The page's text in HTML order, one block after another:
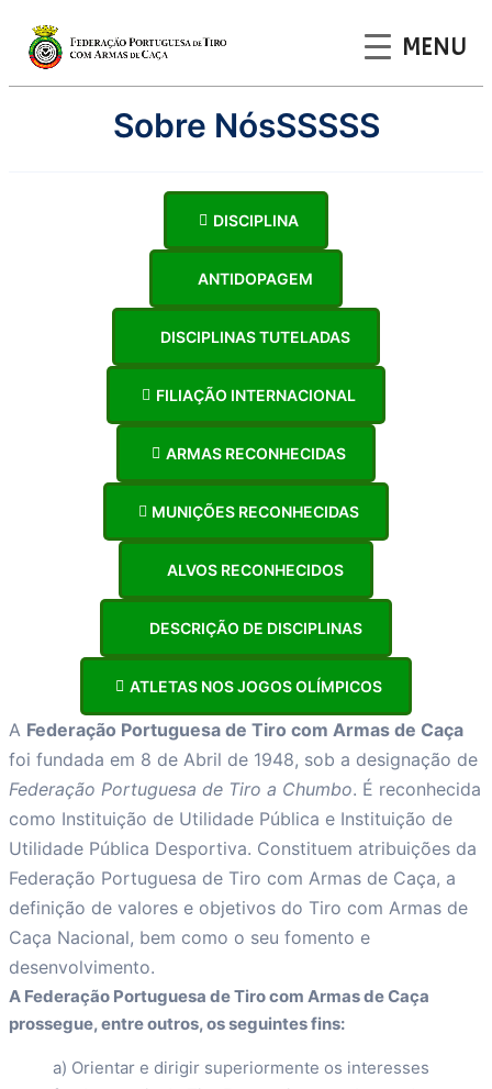
MENU
Sobre NósSSSSS
DISCIPLINA
ANTIDOPAGEM
DISCIPLINAS TUTELADAS
FILIAÇÃO INTERNACIONAL
ARMAS RECONHECIDAS
MUNIÇÕES RECONHECIDAS
ALVOS RECONHECIDOS
DESCRIÇÃO DE DISCIPLINAS
ATLETAS NOS JOGOS OLÍMPICOS
A Federação Portuguesa de Tiro com Armas de Caça
foi fundada em 8 de Abril de 1948, sob a designação de
Federação Portuguesa de Tiro a Chumbo. É reconhecida
como Instituição de Utilidade Pública e Instituição de
Utilidade Pública Desportiva. Constituem atribuições da
Federação Portuguesa de Tiro com Armas de Caça, a
definição de valores e objetivos do Tiro com Armas de
Caça Nacional, bem como o seu fomento e
desenvolvimento.
A Federação Portuguesa de Tiro com Armas de Caça
prossegue, entre outros, os seguintes fins:
a) Orientar e dirigir superiormente os interesses